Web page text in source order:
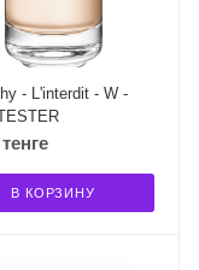
- L'interdit - W -
В КОРЗИНУ